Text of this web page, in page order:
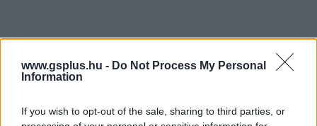
www.gsplus.hu - Do Not Process My Personal
Information
If you wish to opt-out of the sale, sharing to third parties, or